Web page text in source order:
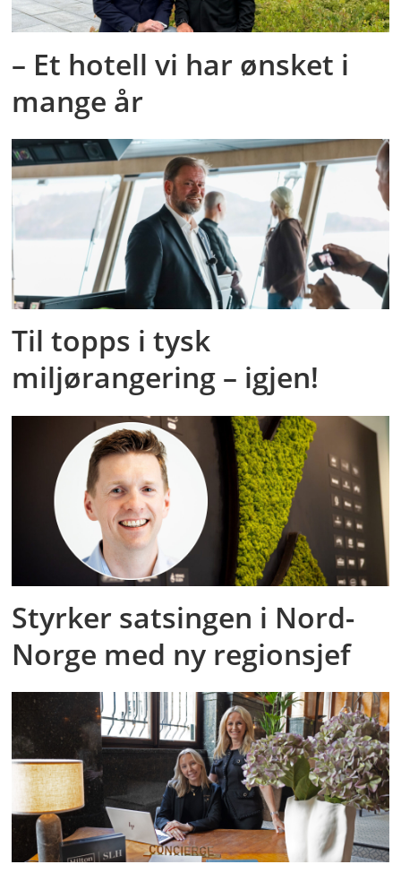
– Et hotell vi har ønsket i
mange år
Til topps i tysk
miljørangering – igjen!
Styrker satsingen i Nord-
Norge med ny regionsjef